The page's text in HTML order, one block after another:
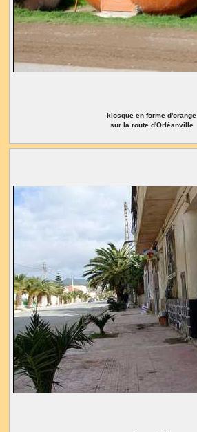
kiosque en forme d'orange
sur la route d'Orléanville